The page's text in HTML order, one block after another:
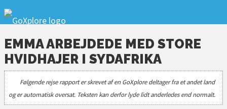
EMMA ARBEJDEDE MED STORE
HVIDHAJER I SYDAFRIKA
Følgende rejse rapport er skrevet af en GoXplore deltager fra et andet land
og er automatisk oversat. Teksten kan derfor lyde lidt anderledes end normalt.